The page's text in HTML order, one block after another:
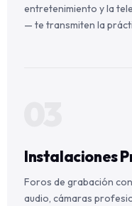
entretenimiento y la
— te transmiten la
Instalaciones
Foros de grabación
audio, cámaras